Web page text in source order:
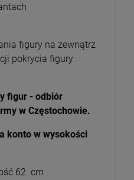
figury na zewnątrz
pokrycia figury
figur - odbiór
w Częstochowie.
konto w wysokości
62 cm